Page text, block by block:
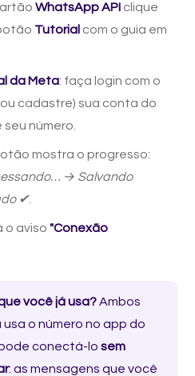
WhatsApp API clique
Tutorial com o guia em
da Meta: faça login com o
cadastre) sua conta do
número.
mostra o progresso:
→ Salvando
✔.
o aviso "Conexão
você já usa?Ambos
o número no app do
conectá-lo sem
: as mensagens que você